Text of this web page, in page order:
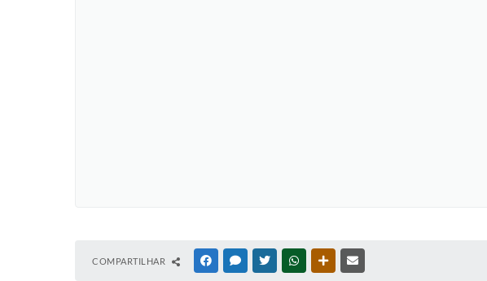
COMPARTILHAR FACEBOOKMESSENGER
TWITTERWHATSAPPOUTRAS MÍDIAS